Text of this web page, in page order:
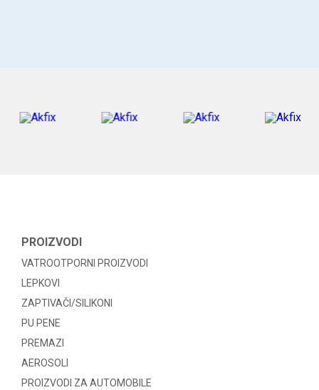
PROIZVODI
VATROOTPORNI PROIZVODI
LEPKOVI
ZAPTIVAČI/SILIKONI
PU PENE
PREMAZI
AEROSOLI
PROIZVODI ZA AUTOMOBILE